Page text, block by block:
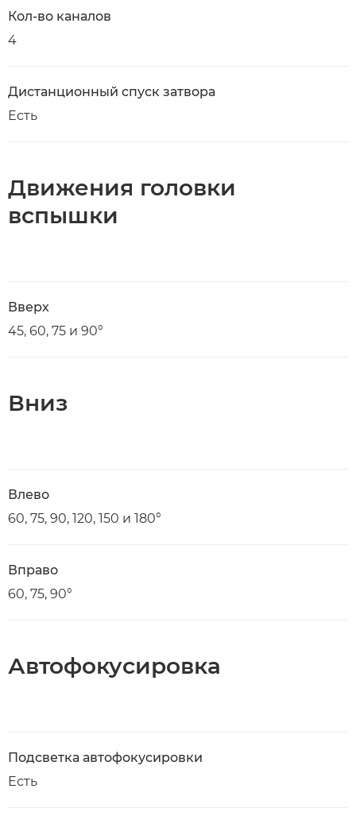
Кол-во каналов
4
Дистанционный спуск затвора
Есть
Движения головки
вспышки
Вверх
45, 60, 75 и 90°
Вниз
Влево
60, 75, 90, 120, 150 и 180°
Вправо
60, 75, 90°
Автофокусировка
Подсветка автофокусировки
Есть